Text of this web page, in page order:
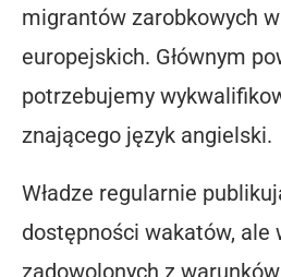
migrantów zarobkowych
europejskich. Głównym
potrzebujemy
znającego język angielski.
Władze regularnie
dostępności wakatów, ale
zadowolonych z